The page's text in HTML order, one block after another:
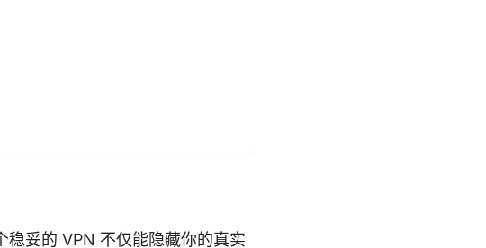
妥的 VPN 不仅能隐藏你的真实